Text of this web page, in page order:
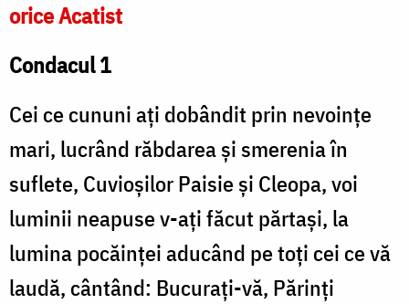
orice Acatist
Condacul 1
Cei ce cununi ați dobândit prin nevoințe
mari, lucrând răbdarea și smerenia în
suflete, Cuvioșilor Paisie și Cleopa, voi
luminii neapuse v-ați făcut părtași, la
lumina pocăinței aducând pe toți cei ce vă
laudă, cântând: Bucurați-vă, Părinți